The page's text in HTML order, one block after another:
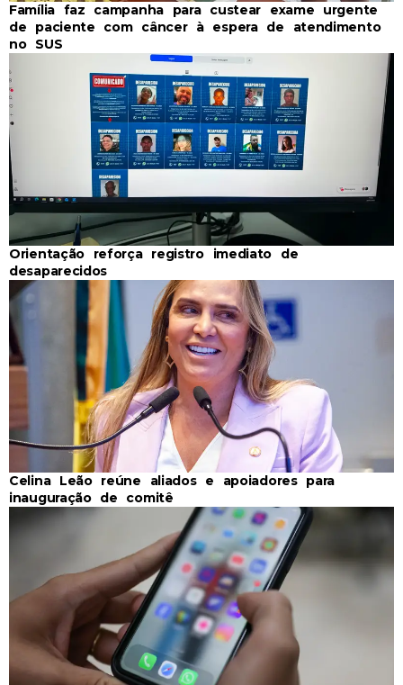
Família faz campanha para custear exame urgente
de paciente com câncer à espera de atendimento
no SUS
Orientação reforça registro imediato de
desaparecidos
Celina Leão reúne aliados e apoiadores para
inauguração de comitê